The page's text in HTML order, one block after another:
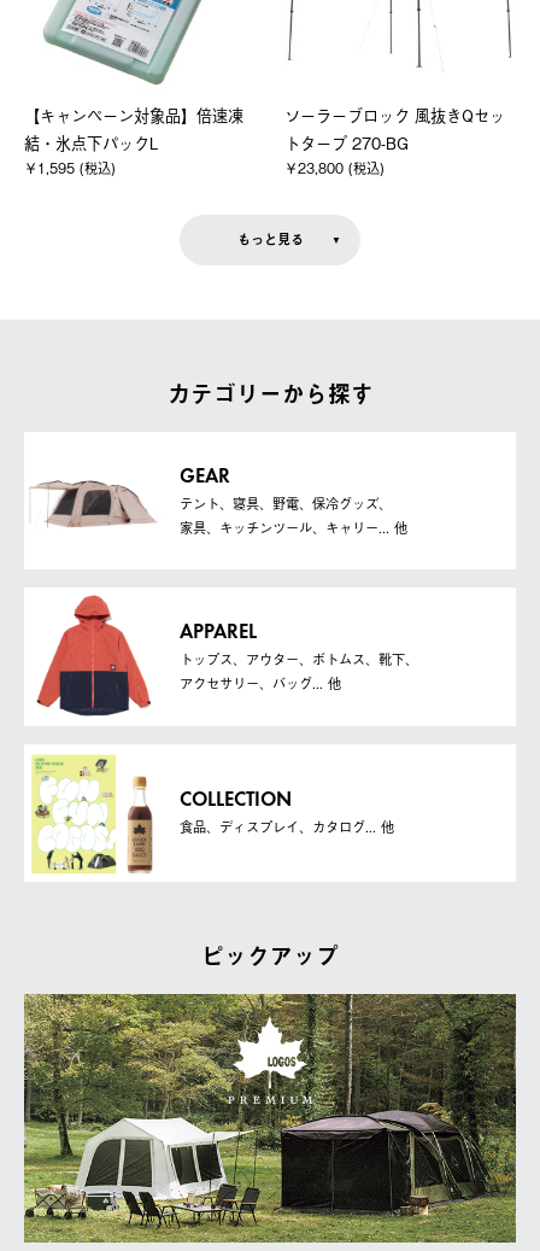
【キャンペーン対象品】倍速凍
結・氷点下パックL
￥1,595 (税込)
ソーラーブロック 風抜きQセッ
トタープ 270-BG
￥23,800 (税込)
もっと見る
カテゴリーから探す
GEAR
テント、寝具、野電、保冷グッズ、
家具、キッチンツール、キャリー... 他
APPAREL
トップス、アウター、ボトムス、靴下、
アクセサリー、バッグ... 他
COLLECTION
食品、ディスプレイ、カタログ... 他
ピックアップ